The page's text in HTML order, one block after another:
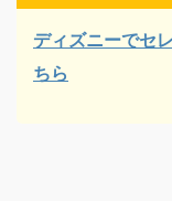
ディズニーでセ
ちら